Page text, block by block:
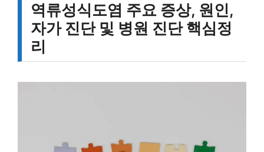
역류성식도염 주요 증상, 원인,
자가 진단 및 병원 진단 핵심정
리